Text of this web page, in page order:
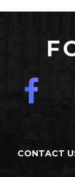
CONTACT